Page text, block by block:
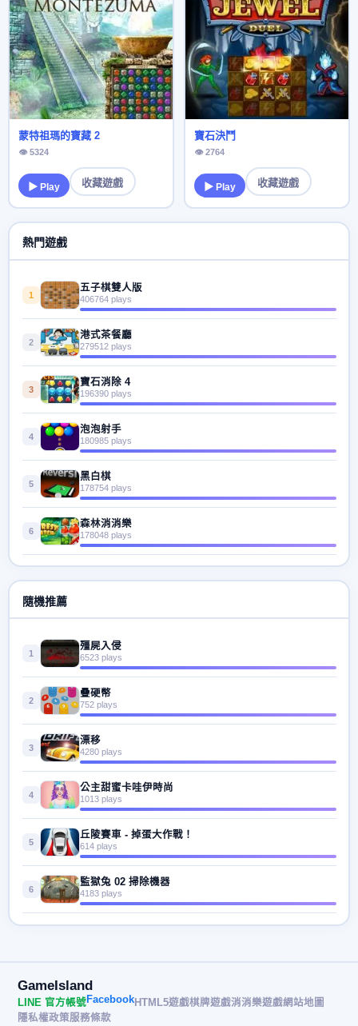
蒙特祖瑪的寶藏 2
👁 5324
▶ Play 收藏遊戲
寶石決鬥
👁 2764
▶ Play 收藏遊戲
熱門遊戲
1
五子棋雙人版
406764 plays
2
港式茶餐廳
279512 plays
3
寶石消除 4
196390 plays
4
泡泡射手
180985 plays
5
黑白棋
178754 plays
6
森林消消樂
178048 plays
隨機推薦
1
殭屍入侵
6523 plays
2
疊硬幣
752 plays
3
漂移
4280 plays
4
公主甜蜜卡哇伊時尚
1013 plays
5
丘陵賽車 - 掉蛋大作戰！
614 plays
6
監獄兔 02 掃除機器
4183 plays
GameIsland
LINE 官方帳號FacebookHTML5遊戲棋牌遊戲消消樂遊戲網站地圖
隱私權政策服務條款